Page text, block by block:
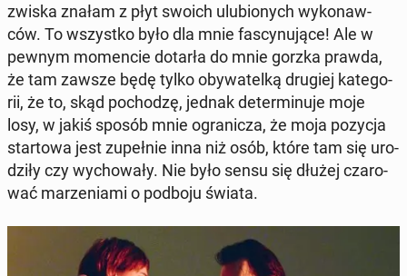
zwi­ska znałam z płyt swoich ulu­bio­nych wy­ko­naw­
ców. To wszyst­ko było dla mnie fa­scy­nu­ją­ce! Ale w
pewnym mo­men­cie dotarła do mnie gorzka prawda,
że tam zawsze będę tylko oby­wa­tel­ką drugiej ka­te­go­
rii, że to, skąd po­cho­dzę, jednak de­ter­mi­nu­je moje
losy, w jakiś sposób mnie ogra­ni­cza, że moja pozycja
star­to­wa jest zu­peł­nie inna niż osób, które tam się uro­
dzi­ły czy wy­cho­wa­ły. Nie było sensu się dłużej cza­ro­
wać ma­rze­nia­mi o podboju świata.